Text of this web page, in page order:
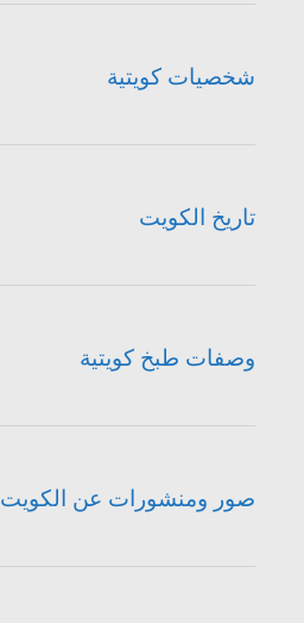
شخصيات كويتية
تاريخ الكويت
وصفات طبخ كويتية
صور ومنشورات عن الكويت